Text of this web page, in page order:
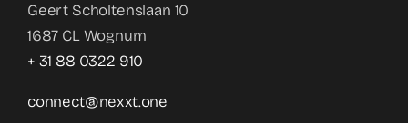
Geert Scholtenslaan 10
1687 CL Wognum
+ 31 88 0322 910
connect@nexxt.one